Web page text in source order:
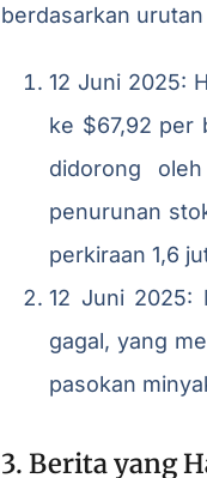
berdasarkan
12 Juni 2025:
ke $67,92 per
didorong
penurunan
perkiraan 1,6
12 Juni 2025:
gagal, yang
pasokan
3. Berita yang